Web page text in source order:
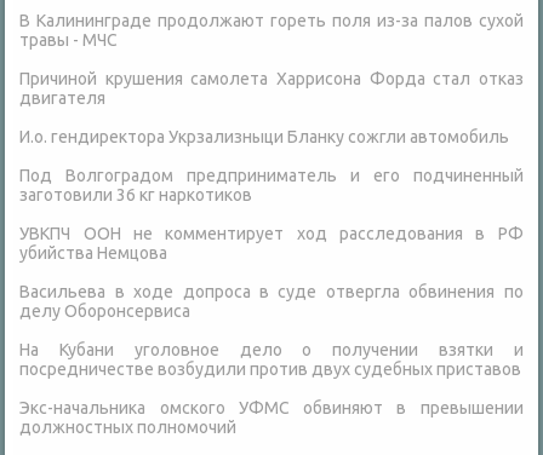
В Калининграде продолжают гореть поля из-за палов сухой
травы - МЧС
Причиной крушения самолета Харрисона Форда стал отказ
двигателя
И.о. гендиректора Укрзализныци Бланку сожгли автомобиль
Под Волгоградом предприниматель и его подчиненный
заготовили 36 кг наркотиков
УВКПЧ ООН не комментирует ход расследования в РФ
убийства Немцова
Васильева в ходе допроса в суде отвергла обвинения по
делу Оборонсервиса
На Кубани уголовное дело о получении взятки и
посредничестве возбудили против двух судебных приставов
Экс-начальника омского УФМС обвиняют в превышении
должностных полномочий